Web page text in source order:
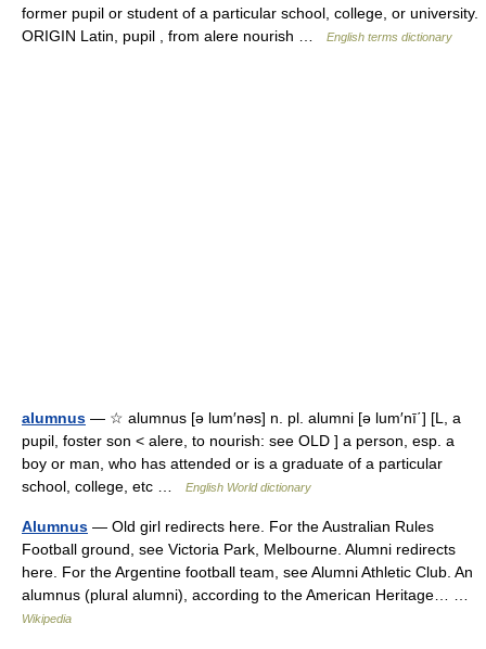
former pupil or student of a particular school, college, or university.
ORIGIN Latin, pupil , from alere nourish …
English terms dictionary
alumnus — ☆ alumnus [ə lum′nəs] n. pl. alumni [ə lum′nī΄] [L, a
pupil, foster son < alere, to nourish: see OLD ] a person, esp. a
boy or man, who has attended or is a graduate of a particular
school, college, etc …
English World dictionary
Alumnus — Old girl redirects here. For the Australian Rules
Football ground, see Victoria Park, Melbourne. Alumni redirects
here. For the Argentine football team, see Alumni Athletic Club. An
alumnus (plural alumni), according to the American Heritage… …
Wikipedia